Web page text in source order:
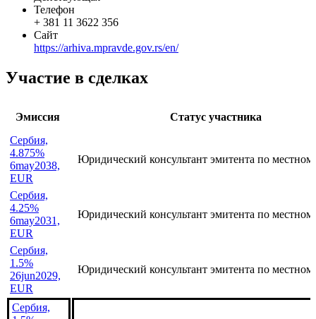
Наименование организации
Ministry of Justice and Public Administration
Статус организации
Действующая
Телефон
Сайт
Участие в сделках
Эмиссия
Статус участника
4.875%
6may2038,
EUR
4.25%
6may2031,
EUR
Сербия,
1.5%